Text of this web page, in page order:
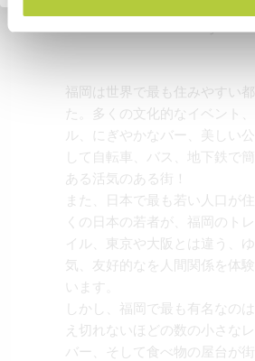
福岡は世界で最も住みやすい都
た。多くの文化的なイベント
ル、にぎやかなバー、美しい
して自転車、バス、地下鉄で
ある活気のある街！
また、日本で最も若い人口が
くの日本の若者が、福岡のト
イル、東京や大阪とは違う、
気、友好的なを人間関係を体
います。
しかし、福岡で最も有名なの
え切れないほどの数の小さな
バー、そして食べ物の屋台が